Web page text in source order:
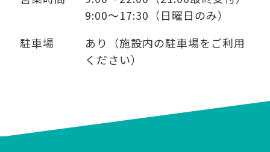
9:00～17:30（日曜日のみ）
駐車場
あり（施設内の駐車場をご利用
ください）